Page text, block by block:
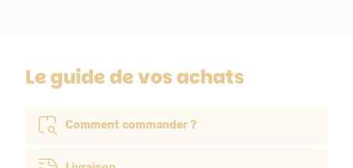
Le guide de vos achats
Comment commander ?